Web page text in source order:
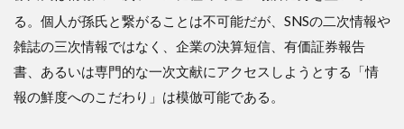
る 。個人が孫氏と繋がることは不可能だが、SNSの二次情報や
雑誌の三次情報ではなく、企業の決算短信、有価証券報告
書、あるいは専門的な一次文献にアクセスしようとする「情
報の鮮度へのこだわり」は模倣可能である。